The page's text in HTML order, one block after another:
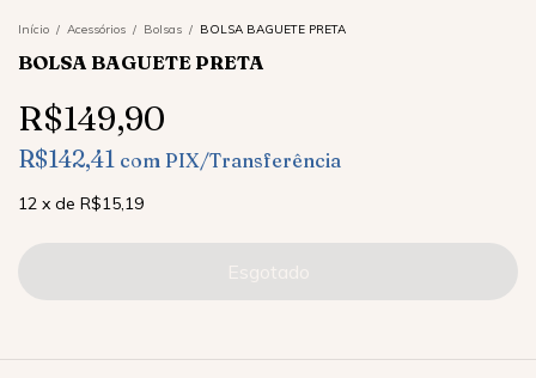
Início / Acessórios / Bolsas / BOLSA BAGUETE PRETA
BOLSA BAGUETE PRETA
R$149,90
R$142,41 com PIX/Transferência
12 x de R$15,19